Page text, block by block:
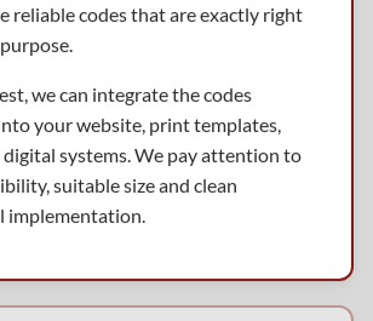
reliable codes that are exactly right
we can integrate the codes
your website, print templates,
digital systems. We pay attention to
suitable size and clean
implementation.